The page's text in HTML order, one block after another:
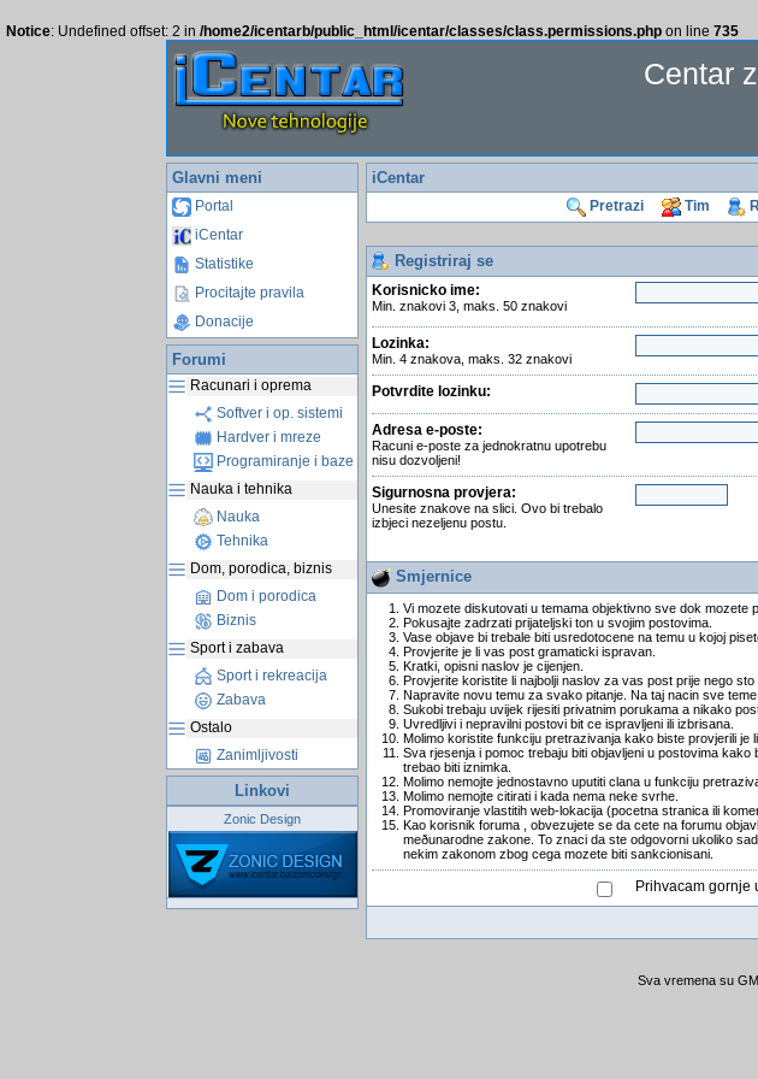
Notice: Undefined offset: 2 in /home2/icentarb/public_html/icentar/classes/class.permissions.php on line 735
Centar
Glavni meni
Portal
iCentar
Statistike
Procitajte pravila
Donacije
Forumi
Racunari i oprema
Softver i op. sistemi
Hardver i mreze
Programiranje i baze
Nauka i tehnika
Nauka
Tehnika
Dom, porodica, biznis
Dom i porodica
Biznis
Sport i zabava
Sport i rekreacija
Zabava
Ostalo
Zanimljivosti
Linkovi
Zonic Design
iCentar
Pretrazi Tim
Registriraj se
Korisnicko ime:
Min. znakovi 3, maks. 50 znakovi
Lozinka:
Min. 4 znakova, maks. 32 znakovi
Potvrdite lozinku:
Adresa e-poste:
Racuni e-poste za jednokratnu upotrebu
nisu dozvoljeni!
Sigurnosna provjera:
Unesite znakove na slici. Ovo bi trebalo
izbjeci nezeljenu postu.
Smjernice
Vi mozete diskutovati u temama objektivno sve dok mozete
Pokusajte zadrzati prijateljski ton u svojim postovima.
Vase objave bi trebale biti usredotocene na temu u kojoj
Provjerite je li vas post gramaticki ispravan.
Kratki, opisni naslov je cijenjen.
Provjerite koristite li najbolji naslov za vas post prije nego sto
Napravite novu temu za svako pitanje. Na taj nacin sve
Sukobi trebaju uvijek rijesiti privatnim porukama a nikako
Uvredljivi i nepravilni postovi bit ce ispravljeni ili izbrisana.
Molimo koristite funkciju pretrazivanja kako biste provjerili je
Sva rjesenja i pomoc trebaju biti objavljeni u postovima kako
trebao biti iznimka.
Molimo nemojte jednostavno uputiti clana u funkciju
Molimo nemojte citirati i kada nema neke svrhe.
Promoviranje vlastitih web-lokacija (pocetna stranica ili
Kao korisnik foruma , obvezujete se da cete na forumu
meðunarodne zakone. To znaci da ste odgovorni ukoliko
nekim zakonom zbog cega mozete biti sankcionisani.
Prihvacam gornje
Sva vremena su